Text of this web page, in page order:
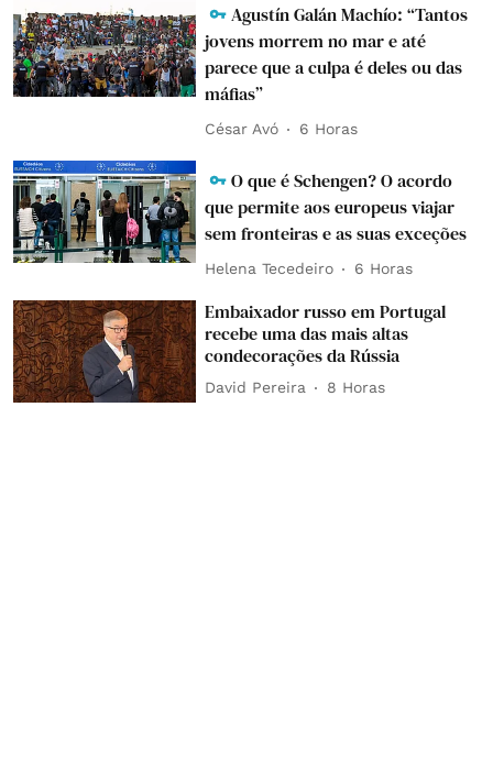
Agustín Galán Machío: “Tantos
jovens morrem no mar e até
parece que a culpa é deles ou das
máfias”
César Avó 6 Horas
O que é Schengen? O acordo
que permite aos europeus viajar
sem fronteiras e as suas exceções
Helena Tecedeiro 6 Horas
Embaixador russo em Portugal
recebe uma das mais altas
condecorações da Rússia
David Pereira 8 Horas